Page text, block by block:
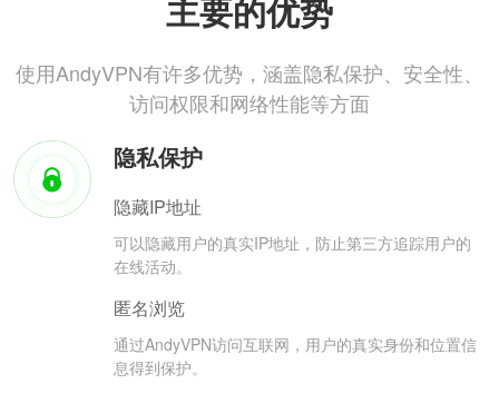
主要的优势
使用AndyVPN有许多优势，涵盖隐私保护、安全性、
访问权限和网络性能等方面
隐私保护
隐藏IP地址
可以隐藏用户的真实IP地址，防止第三方追踪用户的
在线活动。
匿名浏览
通过AndyVPN访问互联网，用户的真实身份和位置信
息得到保护。